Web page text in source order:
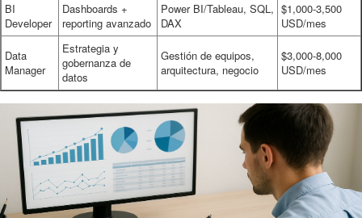
BI
Developer
Dashboards +
reporting avanzado
Power BI/Tableau, SQL,
DAX
$1,000-3,500
USD/mes
Data
Manager
Estrategia y
gobernanza de
datos
Gestión de equipos,
arquitectura, negocio
$3,000-8,000
USD/mes